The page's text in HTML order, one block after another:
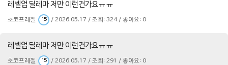
레벨업 딜레마 저만 이런건가요ㅠㅠ
초코프레첼 15 / 2026.05.17 / 조회: 324 / 좋아요: 0
레벨업 딜레마 저만 이런건가요ㅠㅠ
초코프레첼 15 / 2026.05.17 / 조회: 291 / 좋아요: 0